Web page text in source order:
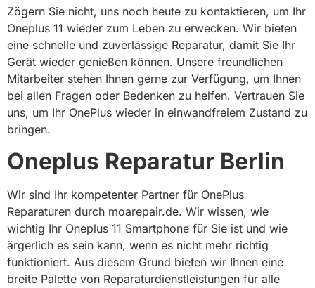
Zögern Sie nicht, uns noch heute zu kontaktieren, um Ihr
Oneplus 11 wieder zum Leben zu erwecken. Wir bieten
eine schnelle und zuverlässige Reparatur, damit Sie Ihr
Gerät wieder genießen können. Unsere freundlichen
Mitarbeiter stehen Ihnen gerne zur Verfügung, um Ihnen
bei allen Fragen oder Bedenken zu helfen. Vertrauen Sie
uns, um Ihr OnePlus wieder in einwandfreiem Zustand zu
bringen.
Oneplus Reparatur Berlin​
Wir sind Ihr kompetenter Partner für OnePlus
Reparaturen durch moarepair.de. Wir wissen, wie
wichtig Ihr Oneplus 11 Smartphone für Sie ist und wie
ärgerlich es sein kann, wenn es nicht mehr richtig
funktioniert. Aus diesem Grund bieten wir Ihnen eine
breite Palette von Reparaturdienstleistungen für alle